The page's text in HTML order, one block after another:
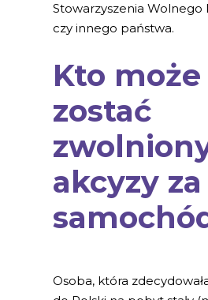
Stowarzyszenia Wolnego
czy innego państwa.
Kto może
zostać
akcyzy za
Osoba, która